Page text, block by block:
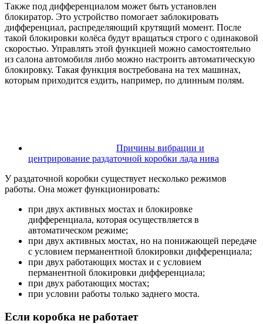
Также под дифференциалом может быть установлен
блокиратор. Это устройство помогает заблокировать
дифференциал, распределяющий крутящий момент. После
такой блокировки колёса будут вращаться строго с одинаковой
скоростью. Управлять этой функцией можно самостоятельно
из салона автомобиля либо можно настроить автоматическую
блокировку. Такая функция востребована на тех машинах,
которым приходится ездить, например, по длинным полям.
Причины вибрации и
центрирование раздаточной коробки лада нива
У раздаточной коробки существует несколько режимов
работы. Она может функционировать:
при двух активных мостах и блокировке
дифференциала, которая осуществляется в
автоматическом режиме;
при двух активных мостах, но на понижающей передаче
с условием перманентной блокировки дифференциала;
при двух работающих мостах и с условием
перманентной блокировки дифференциала;
при двух работающих мостах;
при условии работы только заднего моста.
Если коробка не работает